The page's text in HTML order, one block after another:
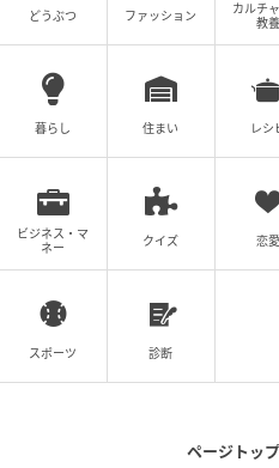
ウーマンエキサイト
その根源はどこにあるのか…
それぞれの登場人物の立場
どうぶつ ファッション
カルチ
教養
暮らし 住まい レシ
ビジネス・マ
ネー
クイズ 恋愛
スポーツ 診断
ページトッ